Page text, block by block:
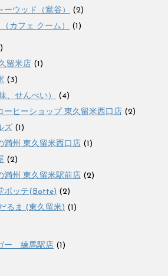
ーウッド（鴬谷）
(2)
カフェ クーム）
(1)
留米店 (1)
(3)
、せんべい）
(4)
ーヒーショップ 東久留米西口店 (2)
ズ (1)
満州 東久留米西口店 (1)
(2)
満州 東久留米駅前店 (2)
ボッテ(Botte) (2)
るま (東久留米) (1)
ー 練馬駅店 (1)